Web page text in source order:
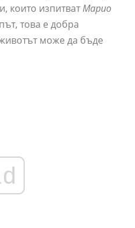
които изпитватМарио
това е добра
може да бъде